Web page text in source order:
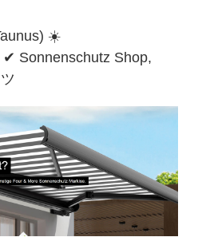
☀️
Sonnenschutz Shop,